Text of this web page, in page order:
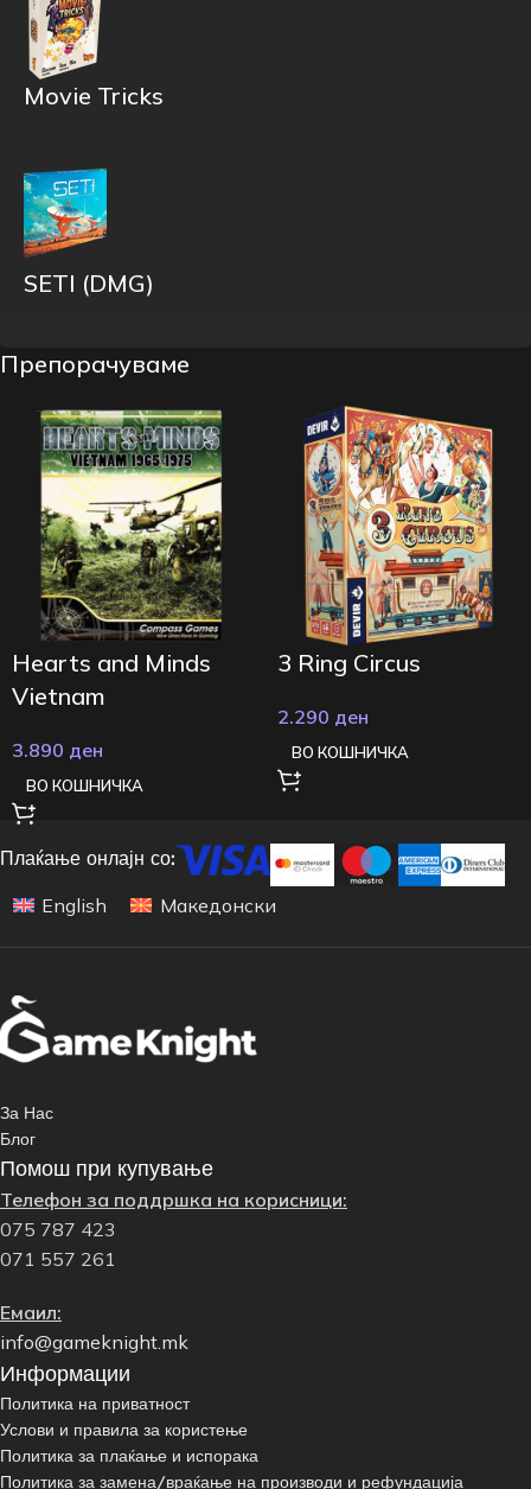
Movie Tricks
SETI (DMG)
Препорачуваме
Hearts and Minds
Vietnam
3.890 ден
ВО КОШНИЧКА
3 Ring Circus
2.290 ден
ВО КОШНИЧКА
Плаќање онлајн со:
English
Македонски
За Нас
Блог
Помош при купување
Телефон за поддршка на корисници:
075 787 423
071 557 261
Емаил:
info@gameknight.mk
Информации
Политика на приватност
Услови и правила за користење
Политика за плаќање и испорака
Политика за замена/враќање на производи и рефундација